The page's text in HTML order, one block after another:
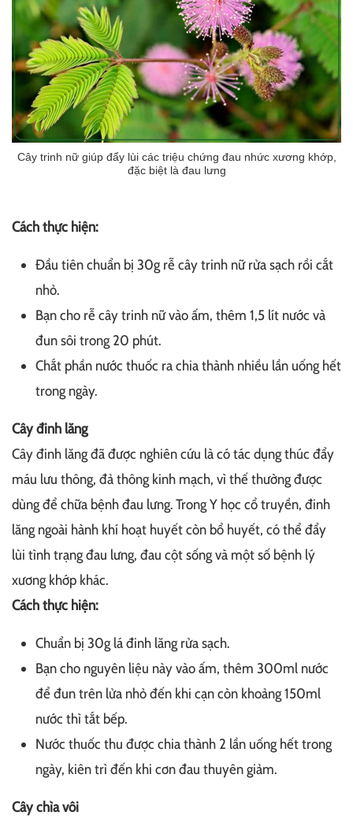
Cây trinh nữ giúp đẩy lùi các triệu chứng đau nhức xương khớp,
đặc biệt là đau lưng
Cách thực hiện:
Đầu tiên chuẩn bị 30g rễ cây trinh nữ rửa sạch rồi cắt
nhỏ.
Bạn cho rễ cây trinh nữ vào ấm, thêm 1,5 lít nước và
đun sôi trong 20 phút.
Chắt phần nước thuốc ra chia thành nhiều lần uống hết
trong ngày.
Cây đinh lăng
Cây đinh lăng đã được nghiên cứu là có tác dụng thúc đẩy
máu lưu thông, đả thông kinh mạch, vì thế thường được
dùng để chữa bệnh đau lưng. Trong Y học cổ truyền, đinh
lăng ngoài hành khí hoạt huyết còn bổ huyết, có thể đẩy
lùi tình trạng đau lưng, đau cột sống và một số bệnh lý
xương khớp khác.
Cách thực hiện:
Chuẩn bị 30g lá đinh lăng rửa sạch.
Bạn cho nguyên liệu này vào ấm, thêm 300ml nước
để đun trên lửa nhỏ đến khi cạn còn khoảng 150ml
nước thì tắt bếp.
Nước thuốc thu được chia thành 2 lần uống hết trong
ngày, kiên trì đến khi cơn đau thuyên giảm.
Cây chìa vôi